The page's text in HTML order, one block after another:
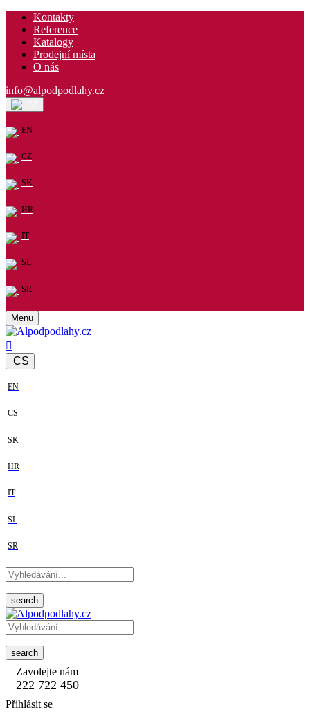
Kontakty
Reference
Katalogy
Prodejní místa
O nás
info@alpodpodlahy.cz
EN
CZ
SK
HR
IT
SL
SR
Menu
CS
EN
CS
SK
HR
IT
SL
SR
search
search
Zavolejte nám
222 722 450
Přihlásit se